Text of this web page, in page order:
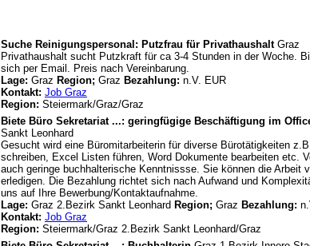
Suche Reinigungspersonal: Putzfrau für Privathaushalt Graz
Privathaushalt sucht Putzkraft für ca 3-4 Stunden in der Woche.
sich per Email. Preis nach Vereinbarung.
Lage: Graz Region; Graz Bezahlung: n.V. EUR
Kontakt: Job Graz
Region: Steiermark/Graz/Graz
Biete Büro Sekretariat ...: geringfügige Beschäftigung im
Sankt Leonhard
Gesucht wird eine Büromitarbeiterin für diverse Bürotätigkeiten
schreiben, Excel Listen führen, Word Dokumente bearbeiten etc.
auch geringe buchhalterische Kenntnissse. Sie können die Arbeit
erledigen. Die Bezahlung richtet sich nach Aufwand und
uns auf Ihre Bewerbung/Kontaktaufnahme.
Lage: Graz 2.Bezirk Sankt Leonhard Region; Graz Bezahlung:
Kontakt: Job Graz
Region: Steiermark/Graz 2.Bezirk Sankt Leonhard/Graz